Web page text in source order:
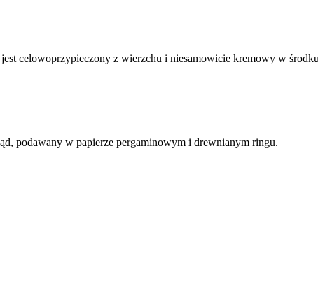
celowoprzypieczony z wierzchu i niesamowicie kremowy w
podawany w papierze pergaminowym i drewnianym ringu.